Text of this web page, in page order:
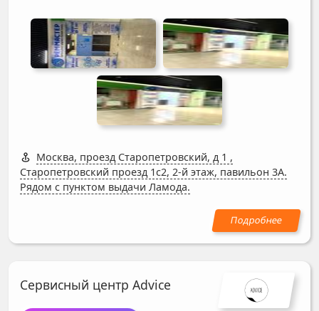
Москва, проезд Старопетровский, д 1 ,
Старопетровский проезд 1с2, 2-й этаж, павильон 3А.
Рядом с пунктом выдачи Ламода.
Сервисный центр Advice